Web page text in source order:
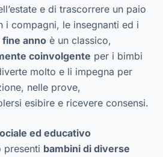
e di trascorrere un paio
i compagni, le insegnanti ed i
fine anno è un classico,
coinvolgente per i bimbi
molto e li impegna per
nelle prove,
esibire e ricevere consensi.
ed educativo
presenti bambini di diverse